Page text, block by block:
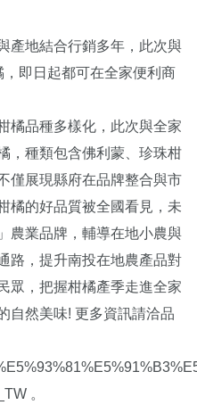
地結合行銷多年，此次與
即日起都可在全家便利商
品種多樣化，此次與全家
，種類包含佛利蒙、珍珠柑
僅展現縣府在品牌整合與市
橘的好品質被全國看見，未
農業品牌，輔導在地小農與
路，提升南投在地農產品對
眾，把握柑橘產季走進全家
自然美味! 更多資訊請洽品
。